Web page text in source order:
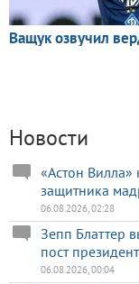
Новости
«Астон
защитника
06.08.2026, 02:28
Зепп Блаттер
пост
06.08.2026, 00:04